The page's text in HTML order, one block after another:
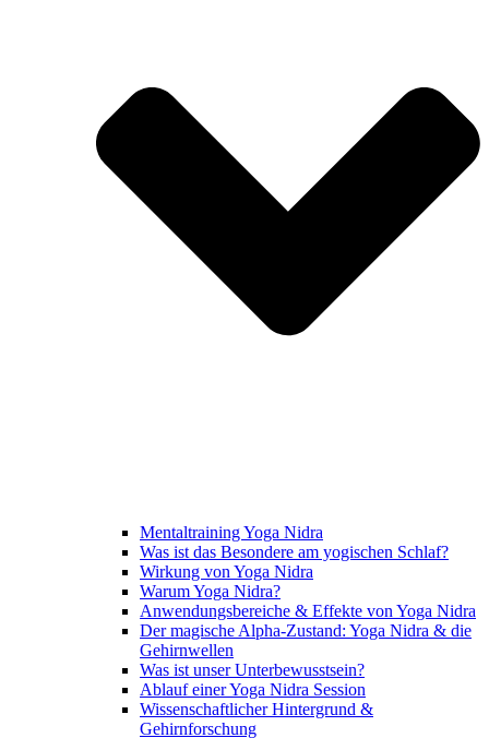
Mentaltraining Yoga Nidra
Was ist das Besondere am yogischen Schlaf?
Wirkung von Yoga Nidra
Warum Yoga Nidra?
Anwendungsbereiche & Effekte von Yoga Nidra
Der magische Alpha-Zustand: Yoga Nidra & die
Gehirnwellen
Was ist unser Unterbewusstsein?
Ablauf einer Yoga Nidra Session
Wissenschaftlicher Hintergrund &
Gehirnforschung